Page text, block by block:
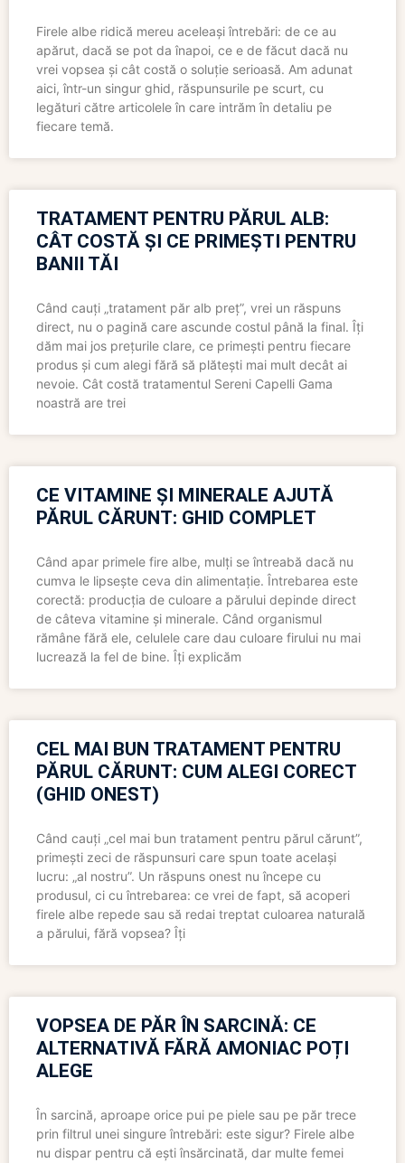
Firele albe ridică mereu aceleași întrebări: de ce au
apărut, dacă se pot da înapoi, ce e de făcut dacă nu
vrei vopsea și cât costă o soluție serioasă. Am adunat
aici, într-un singur ghid, răspunsurile pe scurt, cu
legături către articolele în care intrăm în detaliu pe
fiecare temă.
TRATAMENT PENTRU PĂRUL ALB:
CÂT COSTĂ ȘI CE PRIMEȘTI PENTRU
BANII TĂI
Când cauți „tratament păr alb preț”, vrei un răspuns
direct, nu o pagină care ascunde costul până la final. Îți
dăm mai jos prețurile clare, ce primești pentru fiecare
produs și cum alegi fără să plătești mai mult decât ai
nevoie. Cât costă tratamentul Sereni Capelli Gama
noastră are trei
CE VITAMINE ȘI MINERALE AJUTĂ
PĂRUL CĂRUNT: GHID COMPLET
Când apar primele fire albe, mulți se întreabă dacă nu
cumva le lipsește ceva din alimentație. Întrebarea este
corectă: producția de culoare a părului depinde direct
de câteva vitamine și minerale. Când organismul
rămâne fără ele, celulele care dau culoare firului nu mai
lucrează la fel de bine. Îți explicăm
CEL MAI BUN TRATAMENT PENTRU
PĂRUL CĂRUNT: CUM ALEGI CORECT
(GHID ONEST)
Când cauți „cel mai bun tratament pentru părul cărunt”,
primești zeci de răspunsuri care spun toate același
lucru: „al nostru”. Un răspuns onest nu începe cu
produsul, ci cu întrebarea: ce vrei de fapt, să acoperi
firele albe repede sau să redai treptat culoarea naturală
a părului, fără vopsea? Îți
VOPSEA DE PĂR ÎN SARCINĂ: CE
ALTERNATIVĂ FĂRĂ AMONIAC POȚI
ALEGE
În sarcină, aproape orice pui pe piele sau pe păr trece
prin filtrul unei singure întrebări: este sigur? Firele albe
nu dispar pentru că ești însărcinată, dar multe femei